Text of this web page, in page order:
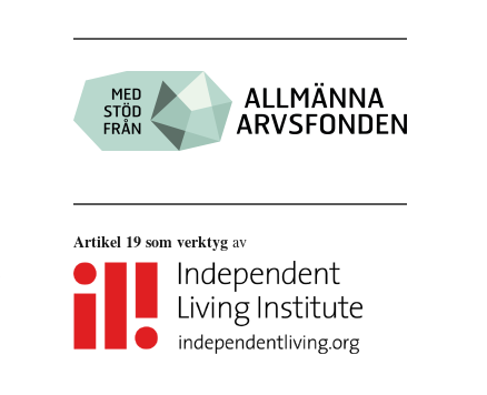
Artikel 19 som verktyg av